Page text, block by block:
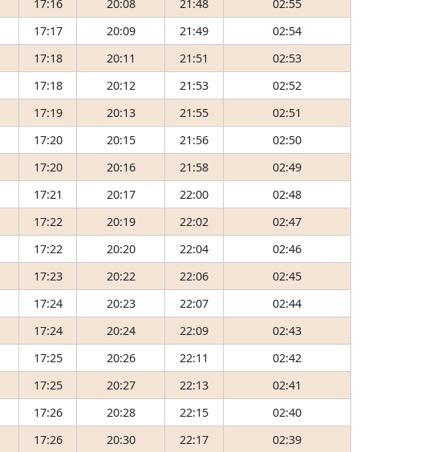
17:16 20:08 21:48
02:55
17:17 20:09 21:49
02:54
17:18 20:11 21:51
02:53
17:18 20:12 21:53
02:52
17:19 20:13 21:55
02:51
17:20 20:15 21:56
02:50
17:20 20:16 21:58
02:49
17:21 20:17 22:00
02:48
17:22 20:19 22:02
02:47
17:22 20:20 22:04
02:46
17:23 20:22 22:06
02:45
17:24 20:23 22:07
02:44
17:24 20:24 22:09
02:43
17:25 20:26 22:11
02:42
17:25 20:27 22:13
02:41
17:26 20:28 22:15
02:40
17:26 20:30 22:17
02:39